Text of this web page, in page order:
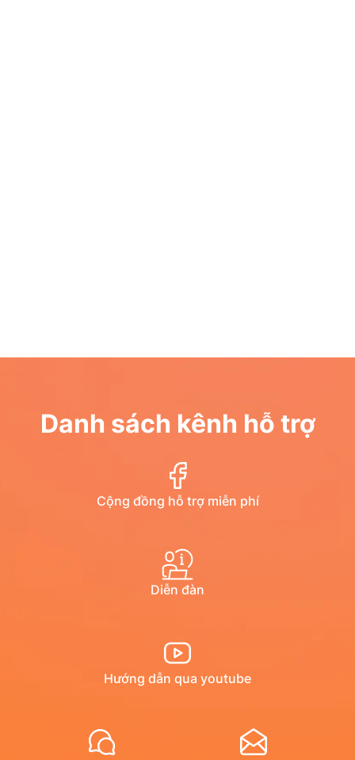
Danh sách kênh hỗ trợ
Cộng đồng hỗ trợ miễn phí
Diễn đàn
Hướng dẫn qua youtube